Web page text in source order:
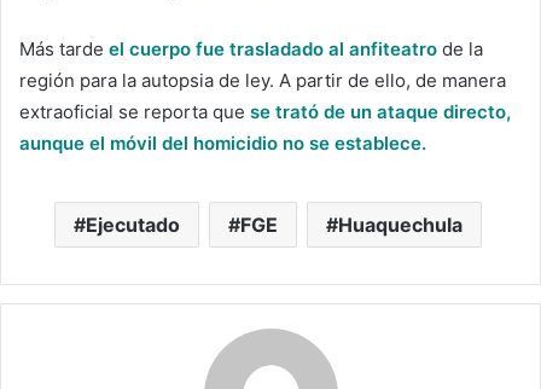
Más tarde el cuerpo fue trasladado al anfiteatro de la
región para la autopsia de ley. A partir de ello, de manera
extraoficial se reporta que se trató de un ataque directo,
aunque el móvil del homicidio no se establece.
Ejecutado FGE Huaquechula